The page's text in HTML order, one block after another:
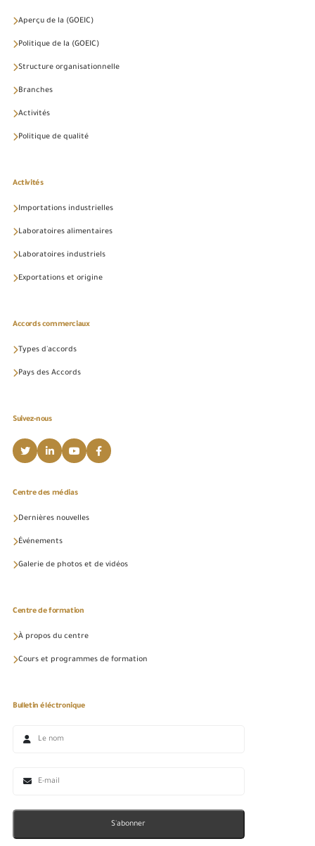
Aperçu de la (GOEIC)
Politique de la (GOEIC)
Structure organisationnelle
Branches
Activités
Politique de qualité
Activités
Importations industrielles
Laboratoires alimentaires
Laboratoires industriels
Exportations et origine
Accords commerciaux
Types d'accords
Pays des Accords
Suivez-nous
Centre des médias
Dernières nouvelles
Événements
Galerie de photos et de vidéos
Centre de formation
À propos du centre
Cours et programmes de formation
Bulletin éléctronique
S'abonner